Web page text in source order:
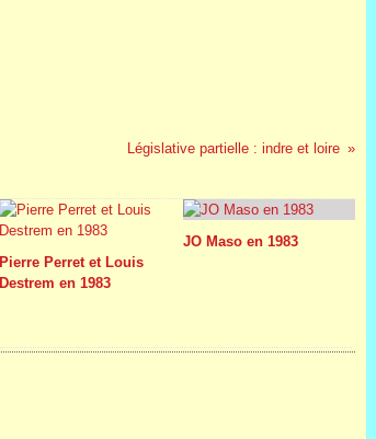
Législative partielle : indre et loire
Pierre Perret et Louis
Destrem en 1983
JO Maso en 1983